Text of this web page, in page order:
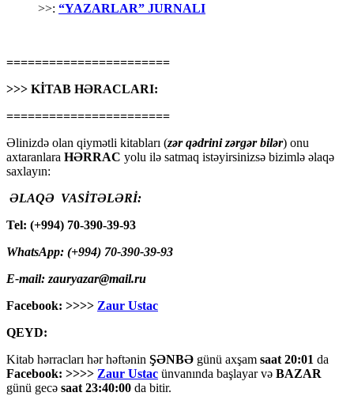
>>: “YAZARLAR” JURNALI
=======================
>>> KİTAB HƏRACLARI:
=======================
Əlinizdə olan qiymətli kitabları (zər qədrini zərgər bilər) onu
axtaranlara HƏRRAC yolu ilə satmaq istəyirsinizsə bizimlə əlaqə
saxlayın:
ƏLAQƏ VASİTƏLƏRİ:
Tel: (+994) 70-390-39-93
WhatsApp: (+994) 70-390-39-93
E-mail: zauryazar@mail.ru
Facebook: >>>> Zaur Ustac
QEYD:
Kitab hərracları hər həftənin ŞƏNBƏ günü axşam saat 20:01 da
Facebook: >>>> Zaur Ustac ünvanında başlayar və BAZAR
günü gecə saat 23:40:00 da bitir.